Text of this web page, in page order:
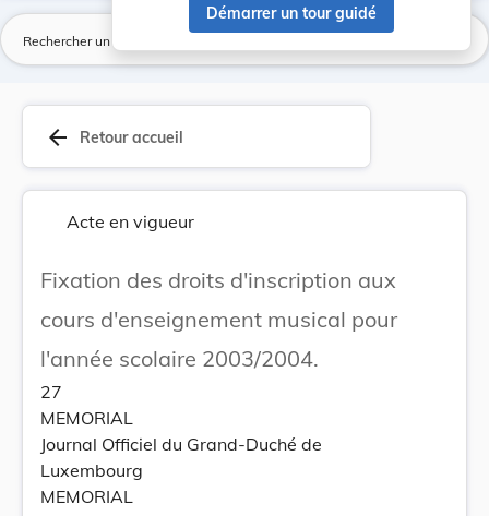
Démarrer un tour guidé
arrow_back Retour accueil
Acte en vigueur
Fixation des droits d'inscription aux
cours d'enseignement musical pour
l'année scolaire 2003/2004.
27
MEMORIAL
Journal Officiel du Grand-Duché de
Luxembourg
MEMORIAL